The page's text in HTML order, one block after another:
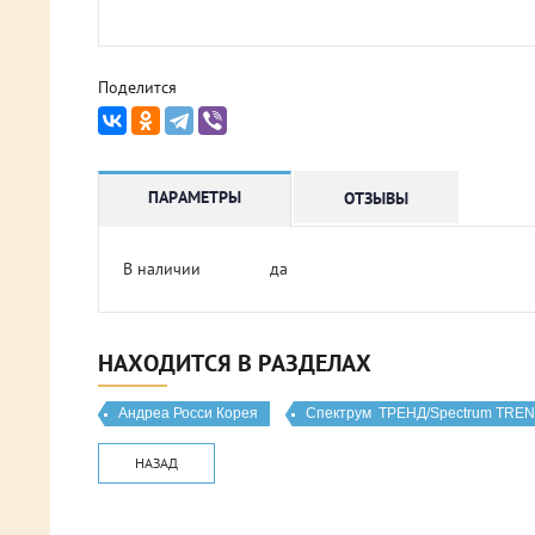
Поделится
ПАРАМЕТРЫ ОТЗЫВЫ
В наличии да
НАХОДИТСЯ В РАЗДЕЛАХ
Андреа Росси Корея Спектрум  ТРЕНД/Spectrum
НАЗАД